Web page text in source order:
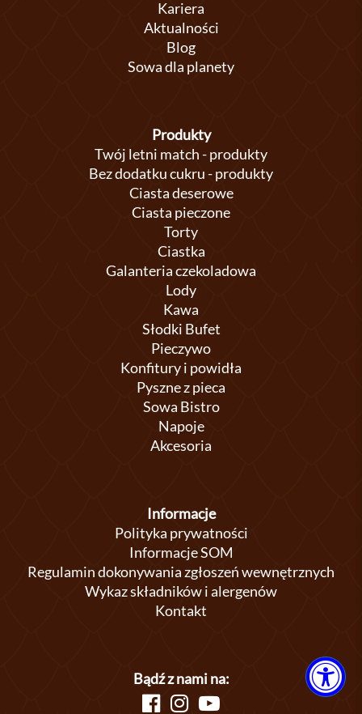
Kariera
Aktualności
Blog
Sowa dla planety
Produkty
Twój letni match - produkty
Bez dodatku cukru - produkty
Ciasta deserowe
Ciasta pieczone
Torty
Ciastka
Galanteria czekoladowa
Lody
Kawa
Słodki Bufet
Pieczywo
Konfitury i powidła
Pyszne z pieca
Sowa Bistro
Napoje
Akcesoria
Informacje
Polityka prywatności
Informacje SOM
Regulamin dokonywania zgłoszeń wewnętrznych
Wykaz składników i alergenów
Kontakt
Bądź z nami na: